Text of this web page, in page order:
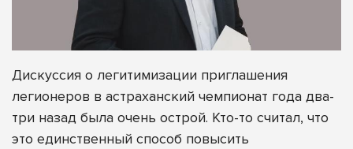
Дискуссия о легитимизации приглашения
легионеров в астраханский чемпионат года два-
три назад была очень острой. Кто-то считал, что
это единственный способ повысить